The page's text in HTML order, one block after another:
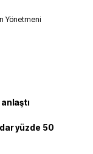
Yönetmeni
yüzde 50